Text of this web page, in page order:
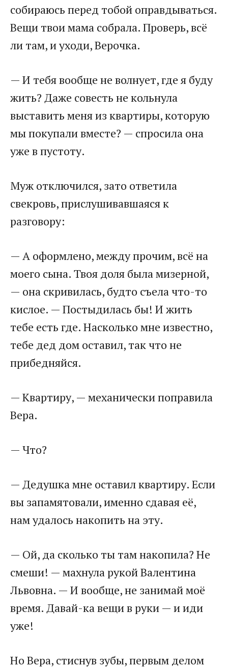
собираюсь перед тобой оправдываться.
Вещи твои мама собрала. Проверь, всё
ли там, и уходи, Верочка.
— И тебя вообще не волнует, где я буду
жить? Даже совесть не кольнула
выставить меня из квартиры, которую
мы покупали вместе? — спросила она
уже в пустоту.
Муж отключился, зато ответила
свекровь, прислушивавшаяся к
разговору:
— А оформлено, между прочим, всё на
моего сына. Твоя доля была мизерной,
— она скривилась, будто съела что-то
кислое. — Постыдилась бы! И жить
тебе есть где. Насколько мне известно,
тебе дед дом оставил, так что не
прибедняйся.
— Квартиру, — механически поправила
Вера.
— Что?
— Дедушка мне оставил квартиру. Если
вы запамятовали, именно сдавая её,
нам удалось накопить на эту.
— Ой, да сколько ты там накопила? Не
смеши! — махнула рукой Валентина
Львовна. — И вообще, не занимай моё
время. Давай-ка вещи в руки — и иди
уже!
Но Вера, стиснув зубы, первым делом